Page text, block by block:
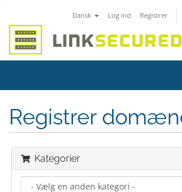
Dansk Log ind Registrer
Registrer
Kategorier